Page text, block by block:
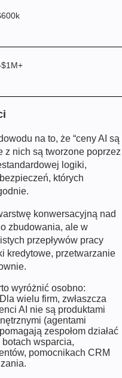
na to, że “ceny AI są
z nich są tworzone poprzez
logiki,
których
konwersacyjną nad
zbudowania, ale w
przepływów pracy
kredytowe, przetwarzanie
wyróżnić osobno:
wielu firm, zwłaszcza
AI nie są produktami
(agentami
zespołom działać
wsparcia,
pomocnikach CRM